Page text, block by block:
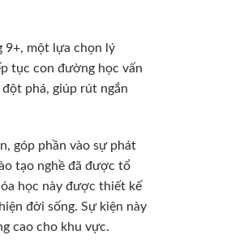
9+, một lựa chọn lý
tục con đường học vấn
phá, giúp rút ngắn
góp phần vào sự phát
tạo nghề đã được tổ
học này được thiết kế
đời sống. Sự kiện này
cao cho khu vực.